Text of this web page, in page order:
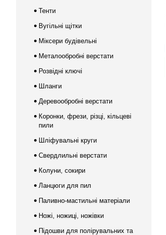
Тенти
Вугільні щітки
Міксери будівельні
Металообробні верстати
Розвідні ключі
Шланги
Деревообробні верстати
Коронки, фрези, різці, кільцеві
пили
Шліфувальні круги
Свердлильні верстати
Колуни, сокири
Ланцюги для пил
Паливно-мастильні матеріали
Ножі, ножиці, ножівки
Підошви для полірувальних та